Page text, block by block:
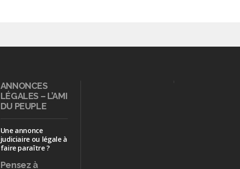
ANNONCES
LÉGALES – L’AMI
DU PEUPLE
Une annonce
judiciaire ou légale à
faire paraître ?
Pensez à